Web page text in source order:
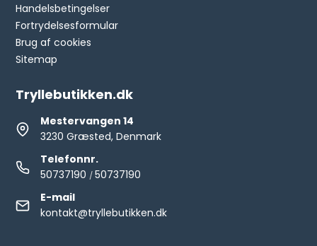
Handelsbetingelser
Fortrydelsesformular
Brug af cookies
Sitemap
Tryllebutikken.dk
Mestervangen 14
3230 Græsted, Denmark
Telefonnr.
50737190 /50737190
E-mail
kontakt@tryllebutikken.dk